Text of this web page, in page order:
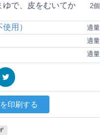
2個
ゆで、皮をむいてか
適量
用）
適量
適量
印刷する